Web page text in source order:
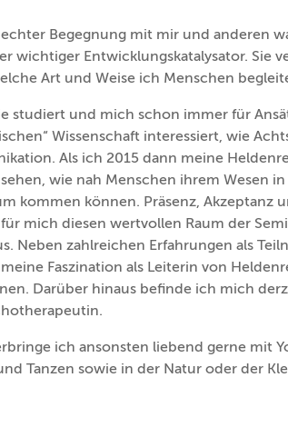
Begegnung mit mir und anderen
wichtiger Entwicklungskatalysator. Sie
Art und Weise ich Menschen
studiert und mich schon immer für
Wissenschaft interessiert, wie
Als ich 2015 dann meine
wie nah Menschen ihrem Wesen
kommen können. Präsenz, Akzeptanz
mich diesen wertvollen Raum der
Neben zahlreichen Erfahrungen als
Faszination als Leiterin von
Darüber hinaus befinde ich mich
ich ansonsten liebend gerne mit
Tanzen sowie in der Natur oder der